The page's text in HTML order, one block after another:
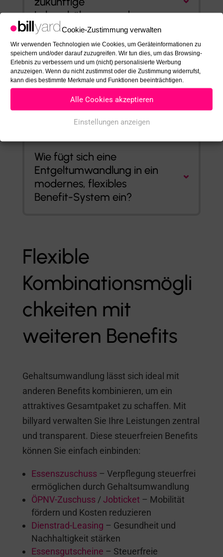
Cookie-Zustimmung verwalten
Wir verwenden Technologien wie Cookies, um Geräteinformationen zu
speichern und/oder darauf zuzugreifen. Wir tun dies, um das Browsing-
Erlebnis zu verbessern und um (nicht) personalisierte Werbung
anzuzeigen. Wenn du nicht zustimmst oder die Zustimmung widerrufst,
kann dies bestimmte Merkmale und Funktionen beeinträchtigen.
Alle Cookies akzeptieren
Einstellungen anzeigen
Lohnerhöhungen oder
Bonuszahlungen aus?
Wie lässt sich eine
Entgeltumwandlung am
besten im Unternehmen
einführen?
Wie fügt sich eine
Entgeltumwandlung in ein
modernes, flexibles
Benefit-System ein?
Flexible
Kombinationsmögli
chkeiten mit
weiteren Benefits
Gehaltsumwandlung lässt sich ideal mit
anderen Benefits kombinieren, um ein
attraktives Gesamtpaket zu schaffen. Mit
billyard verwalten Sie Ihre Leistungen zentral
und transparent. Diese steuerfreien Benefits
können Sie einfach einbinden:
Essenszuschuss – Verpflegung steuerfrei
ermöglichen durch Gehaltsumwandlung
ÖPNV-Zuschuss/Jobticket – Mobilität
fördern und Kosten reduzieren
Dienstrad-Leasing – Gesundheit und
Nachhaltigkeit stärken
Essensgutscheine – Steuerfreie